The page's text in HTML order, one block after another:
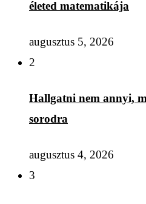
életed matematikája
augusztus 5, 2026
2
Hallgatni nem annyi,
sorodra
augusztus 4, 2026
3